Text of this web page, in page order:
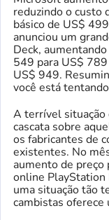
reduzindo o custo
básico de US$
anunciou um
Deck,
549 para US$
US$ 949.
você está
A terrível
cascata sobre
os fabricantes de
existentes. No
aumento de preço
online PlayStation
uma situação tão
cambistas oferece